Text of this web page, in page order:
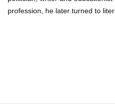
profession, he later turned to